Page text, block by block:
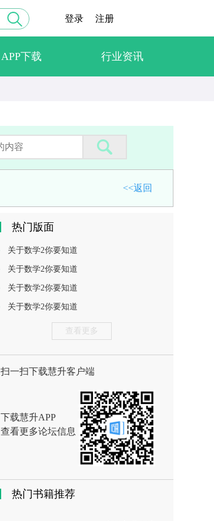
登录 注册
APP下载 行业资讯
<<返回
热门版面
关于数学2你要知道
关于数学2你要知道
关于数学2你要知道
关于数学2你要知道
查看更多
扫一扫下载慧升客户端
下载慧升APP
查看更多论坛信息
热门书籍推荐